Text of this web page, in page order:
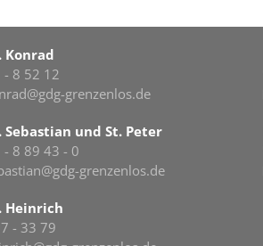
Konrad
- 8 52 12
grenzenlos.de
und St. Peter
- 8 89 43 - 0
grenzenlos.de
Heinrich
- 33 79